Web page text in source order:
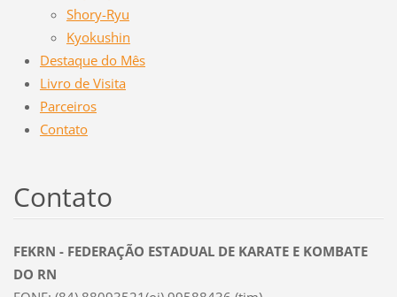
Shory-Ryu
Kyokushin
Destaque do Mês
Livro de Visita
Parceiros
Contato
Contato
FEKRN - FEDERAÇÃO ESTADUAL DE KARATE E KOMBATE
DO RN